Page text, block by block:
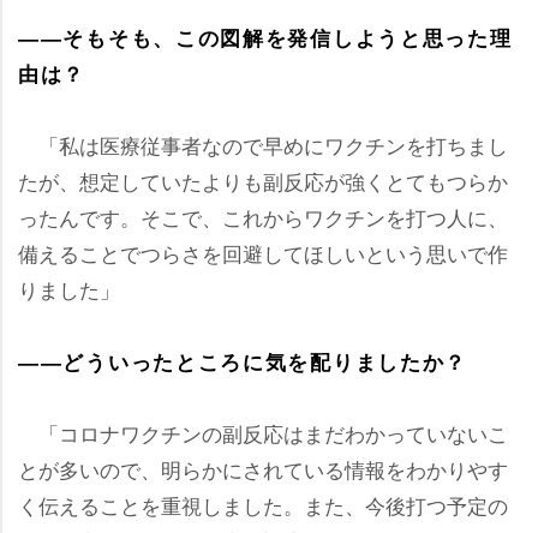
――そもそも、この図解を発信しようと思った理
由は？
「私は医療従事者なので早めにワクチンを打ちまし
たが、想定していたよりも副反応が強くとてもつらか
ったんです。そこで、これからワクチンを打つ人に、
備えることでつらさを回避してほしいという思いで作
りました」
――どういったところに気を配りましたか？
「コロナワクチンの副反応はまだわかっていないこ
とが多いので、明らかにされている情報をわかりやす
く伝えることを重視しました。また、今後打つ予定の